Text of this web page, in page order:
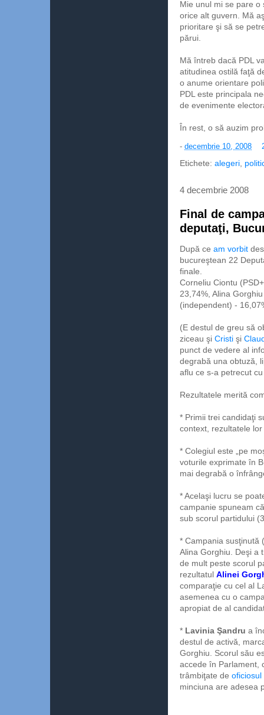
Mie unul mi se pare o
orice alt guvern. Mă
prioritare şi să se
părui.
Mă întreb dacă PDL
atitudinea ostilă faţă
o anume orientare
PDL este principala
de evenimente
În rest, o să auzim
- decembrie 10, 2008
Etichete: alegeri
4 decembrie 2008
Final de
deputaţi,
După ce am vorbit
bucureştean 22
finale.
Corneliu Ciontu
23,74%, Alina
(independent) -
(E destul de greu să
ziceau şi Cristi şi
punct de vedere al
degrabă una obtuză,
aflu ce s-a petrecut
Rezultatele merită
* Primii trei candidaţi
context, rezultatele
* Colegiul este „pe
voturile exprimate în
mai degrabă o
* Acelaşi lucru se
campanie spuneam
sub scorul partidului
* Campania susţinută
Alina Gorghiu. Deşi a
de mult peste scorul
rezultatul Alinei
comparaţie cu cel al
asemenea cu o
apropiat de al
* Lavinia Şandru a
destul de activă,
Gorghiu. Scorul său
accede în Parlament,
trâmbiţate de oficiosul
minciuna are adesea